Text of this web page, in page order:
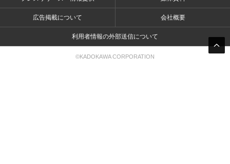
広告掲載について 会社概要
利用者情報の外部送信について
©KADOKAWA CORPORATION